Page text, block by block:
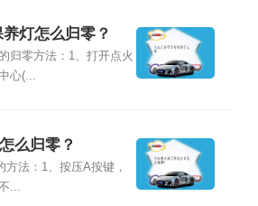
灯怎么归零？
归零方法：1、打开点火
心(...
么归零？
法：1、按压A按键，
...